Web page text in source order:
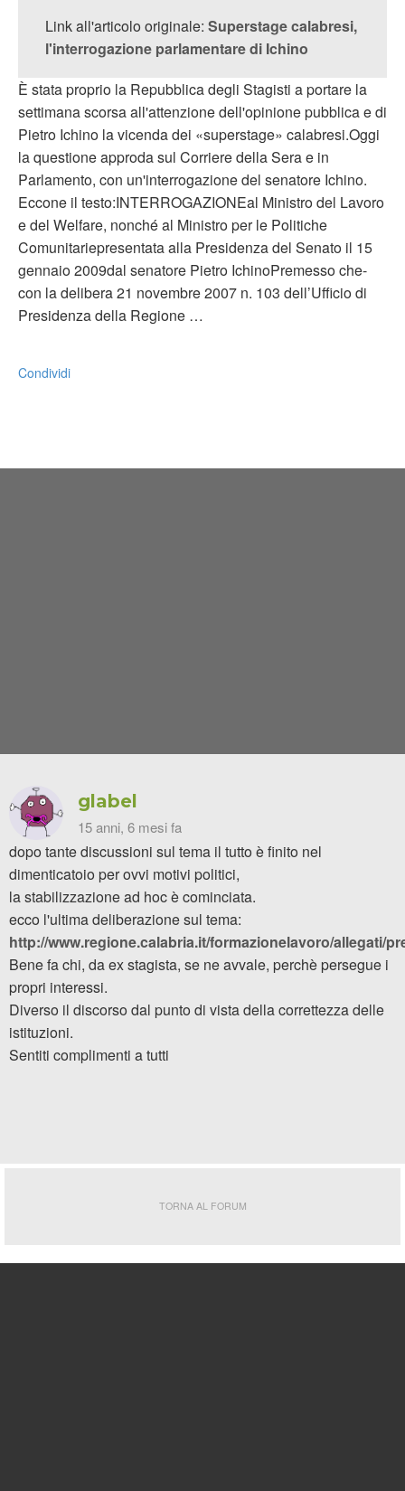
Link all'articolo originale: Superstage calabresi,
l'interrogazione parlamentare di Ichino
È stata proprio la Repubblica degli Stagisti a portare la
settimana scorsa all'attenzione dell'opinione pubblica e di
Pietro Ichino la vicenda dei «superstage» calabresi.Oggi
la questione approda sul Corriere della Sera e in
Parlamento, con un'interrogazione del senatore Ichino.
Eccone il testo:INTERROGAZIONEal Ministro del Lavoro
e del Welfare, nonché al Ministro per le Politiche
Comunitariepresentata alla Presidenza del Senato il 15
gennaio 2009dal senatore Pietro IchinoPremesso che-
con la delibera 21 novembre 2007 n. 103 dell’Ufficio di
Presidenza della Regione …
Condividi
glabel
15 anni, 6 mesi fa
dopo tante discussioni sul tema il tutto è finito nel
dimenticatoio per ovvi motivi politici,
la stabilizzazione ad hoc è cominciata.
ecco l'ultima deliberazione sul tema:
http://www.regione.calabria.it/formazionelavoro/allegati/
Bene fa chi, da ex stagista, se ne avvale, perchè persegue i
propri interessi.
Diverso il discorso dal punto di vista della correttezza delle
istituzioni.
Sentiti complimenti a tutti
TORNA AL FORUM